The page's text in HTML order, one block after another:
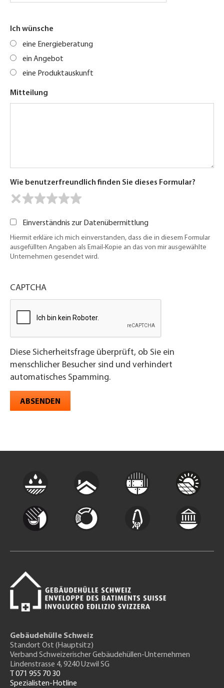
Ich wünsche
eine Energieberatung
ein Angebot
eine Produktauskunft
Mitteilung
Wie benutzerfreundlich finden Sie dieses Formular?
Einverständnis zur Datenübermittlung
Hiermit erkläre ich mich einverstanden, dass die in diesem Formular
ausgefüllten Angaben als Email-Kopie an das von mir ausgewählte
Unternehmen gesendet wird.
CAPTCHA
Diese Sicherheitsfrage überprüft, ob Sie ein
menschlicher Besucher sind und verhindert
automatisches Spamming.
ABSENDEN
Gebäudehülle Schweiz
Standort Ost (Hauptsitz)
Verband Schweizerischer Gebäudehüllen-Unternehmen
Lindenstrasse 4, 9240 Uzwil SG
T 071 955 70 30
Spezialisten-Hotline